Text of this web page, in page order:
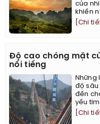
của
khiến
[Chi
Độ cao chóng mặt
nổi tiếng
Những
độ sâu
đến
yếu
[Chi